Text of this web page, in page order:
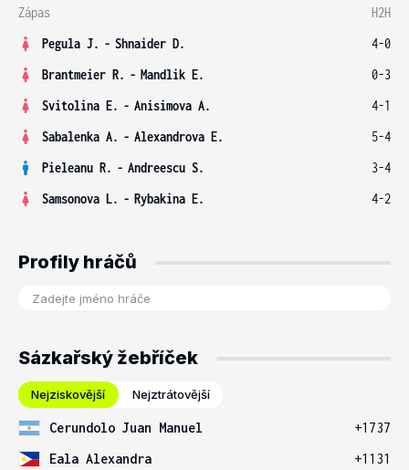
Zápas
H2H
Pegula J. - Shnaider D.
4-0
Brantmeier R. - Mandlik E.
0-3
Svitolina E. - Anisimova A.
4-1
Sabalenka A. - Alexandrova E.
5-4
Pieleanu R. - Andreescu S.
3-4
Samsonova L. - Rybakina E. 4-2
Profily hráčů
Sázkařský žebříček
Nejziskovější Nejztrátovější
Cerundolo Juan Manuel
+1737
Eala Alexandra
+1131